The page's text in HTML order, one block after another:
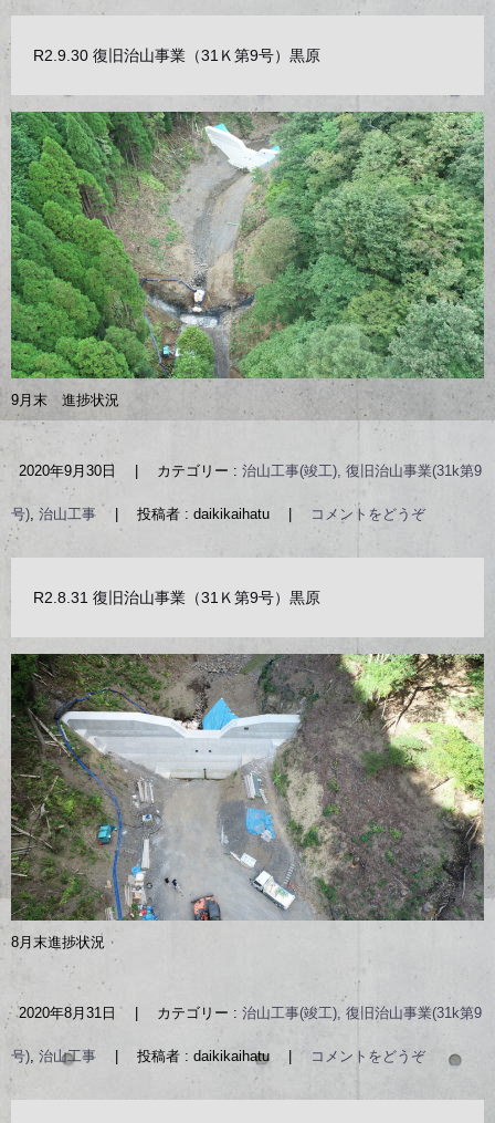
R2.9.30 復旧治山事業（31Ｋ第9号）黒原
9月末 進捗状況
2020年9月30日 カテゴリー : 治山工事(竣工), 復旧治山事業(31k第9
号), 治山工事 投稿者 : daikikaihatu コメントをどうぞ
R2.8.31 復旧治山事業（31Ｋ第9号）黒原
8月末進捗状況
2020年8月31日 カテゴリー : 治山工事(竣工), 復旧治山事業(31k第9
号) 治山工事 投稿者 : daikikaihatu コメントをどうぞ